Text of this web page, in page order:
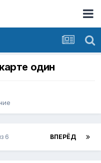
один
ВПЕРЁД
6